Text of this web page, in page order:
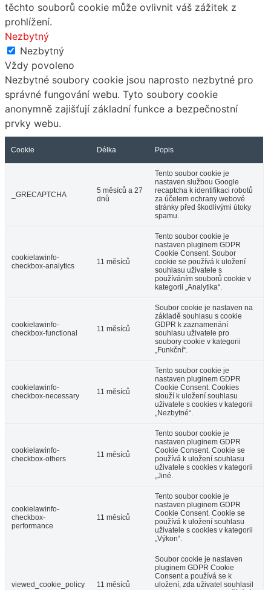
těchto souborů cookie může ovlivnit váš zážitek z
prohlížení.
Nezbytný
Nezbytný
Vždy povoleno
Nezbytné soubory cookie jsou naprosto nezbytné pro
správné fungování webu. Tyto soubory cookie
anonymně zajišťují základní funkce a bezpečnostní
prvky webu.
Cookie Délka Popis
_GRECAPTCHA
5 měsíců a 27
dnů
Tento soubor cookie je
nastaven službou Google
recaptcha k identifikaci robotů
za účelem ochrany webové
stránky před škodlivými útoky
spamu.
cookielawinfo-
checkbox-analytics
11 měsíců
Tento soubor cookie je
nastaven pluginem GDPR
Cookie Consent. Soubor
cookie se používá k uložení
souhlasu uživatele s
používáním souborů cookie v
kategorii „Analytika“.
cookielawinfo-
checkbox-functional
11 měsíců
Soubor cookie je nastaven na
základě souhlasu s cookie
GDPR k zaznamenání
souhlasu uživatele pro
soubory cookie v kategorii
„Funkční“.
cookielawinfo-
checkbox-necessary
11 měsíců
Tento soubor cookie je
nastaven pluginem GDPR
Cookie Consent. Cookies
slouží k uložení souhlasu
uživatele s cookies v kategorii
„Nezbytné“.
cookielawinfo-
checkbox-others
11 měsíců
Tento soubor cookie je
nastaven pluginem GDPR
Cookie Consent. Cookie se
používá k uložení souhlasu
uživatele s cookies v kategorii
„Jiné.
cookielawinfo-
checkbox-
performance
11 měsíců
Tento soubor cookie je
nastaven pluginem GDPR
Cookie Consent. Cookie se
používá k uložení souhlasu
uživatele s cookies v kategorii
„Výkon“.
viewed_cookie_policy 11 měsíců
Soubor cookie je nastaven
pluginem GDPR Cookie
Consent a používá se k
uložení, zda uživatel souhlasil